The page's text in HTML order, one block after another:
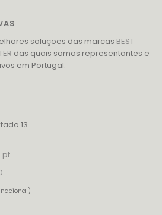
soluções das marcas BEST
das quais somos representantes e
em Portugal.
13